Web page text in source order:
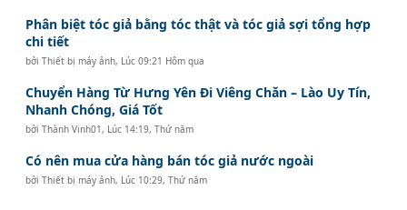
Phân biệt tóc giả bằng tóc thật và tóc giả sợi tổng hợp
chi tiết
bởiThiết bị máy ảnh, Lúc 09:21 Hôm qua
Chuyển Hàng Từ Hưng Yên Đi Viêng Chăn – Lào Uy Tín,
Nhanh Chóng, Giá Tốt
bởiThành Vinh01 , Lúc 14:19, Thứ năm
Có nên mua cửa hàng bán tóc giả nước ngoài
bởiThiết bị máy ảnh, Lúc 10:29, Thứ năm